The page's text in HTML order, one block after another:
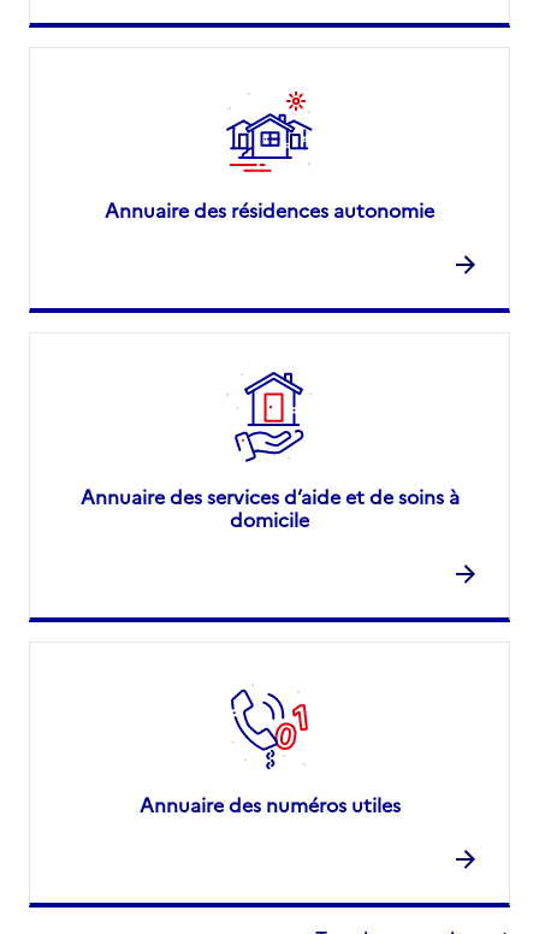
Annuaire des résidences autonomie
Annuaire des services d’aide et de soins à
domicile
Annuaire des numéros utiles